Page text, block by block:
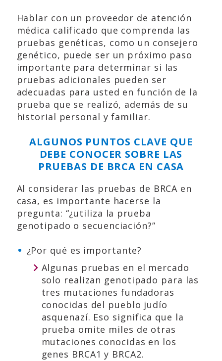
Hablar con un proveedor de atención
médica calificado que comprenda las
pruebas genéticas, como un consejero
genético, puede ser un próximo paso
importante para determinar si las
pruebas adicionales pueden ser
adecuadas para usted en función de la
prueba que se realizó, además de su
historial personal y familiar.
ALGUNOS PUNTOS CLAVE QUE
DEBE CONOCER SOBRE LAS
PRUEBAS DE BRCA EN CASA
Al considerar las pruebas de BRCA en
casa, es importante hacerse la
pregunta: “¿utiliza la prueba
genotipado o secuenciación?”
¿Por qué es importante?
Algunas pruebas en el mercado
solo realizan genotipado para las
tres mutaciones fundadoras
conocidas del pueblo judío
asquenazí. Eso significa que la
prueba omite miles de otras
mutaciones conocidas en los
genes BRCA1 y BRCA2.